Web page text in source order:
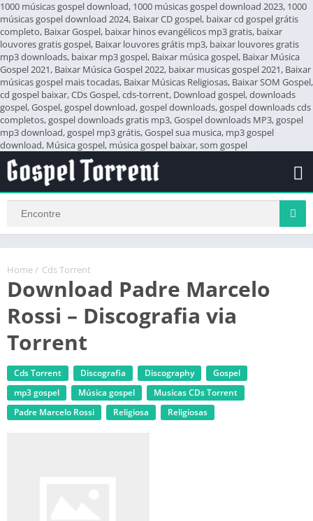
1000 músicas gospel download, 1000 músicas gospel download 2023, 1000
músicas gospel download 2024, Baixar CD gospel, baixar cd gospel grátis
completo, Baixar Gospel, baixar hinos evangélicos mp3 gratis, baixar
louvores gratis gospel, Baixar louvores grátis mp3, baixar louvores gratis
mp3 downloads, baixar mp3 gospel, Baixar música gospel, Baixar Música
Gospel 2021, Baixar Música Gospel 2022, baixar musicas gospel 2021, Baixar
músicas gospel mais tocadas, Baixar Músicas Religiosas, Baixar SOM Gospel,
cd gospel baixar, CDs Gospel, cds-torrent, Download gospel, downloads
gospel, Gospel, gospel download, gospel downloads, gospel downloads cds
completos, gospel downloads gratis mp3, Gospel downloads MP3, gospel
mp3 download, gospel mp3 grátis, Gospel sua musica, mp3 gospel
download, Música gospel, música gospel baixar, som gospel
Home / Cds Torrent
Download Padre Marcelo
Rossi – Discografia via
Torrent
Cds Torrent Discografia Discography
Gospel
mp3 gospel
Música gospel
‎Musicas CDs Torrent
Padre Marcelo Rossi
Religiosa Religiosas